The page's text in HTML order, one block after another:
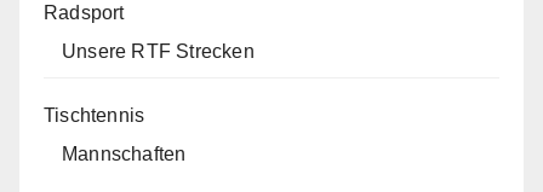
Radsport
Unsere RTF Strecken
Tischtennis
Mannschaften